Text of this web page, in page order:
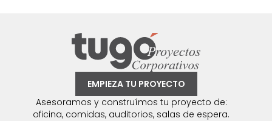
EMPIEZA TU PROYECTO
Asesoramos y construímos tu proyecto de:
oficina, comidas, auditorios, salas de espera.